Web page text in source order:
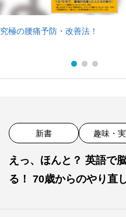
究極の腰痛予防・改善法！
新書 趣味・
えっ、ほんと？ 英語で
る！ 70歳からのやり直